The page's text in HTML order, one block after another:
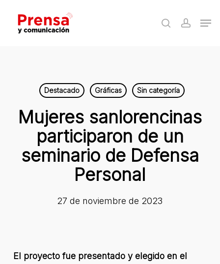
main
search
Destacado Gráficas Sin categoría
Mujeres sanlorencinas
participaron de un
seminario de Defensa
Personal
27 de noviembre de 2023
El proyecto fue presentado y elegido en el